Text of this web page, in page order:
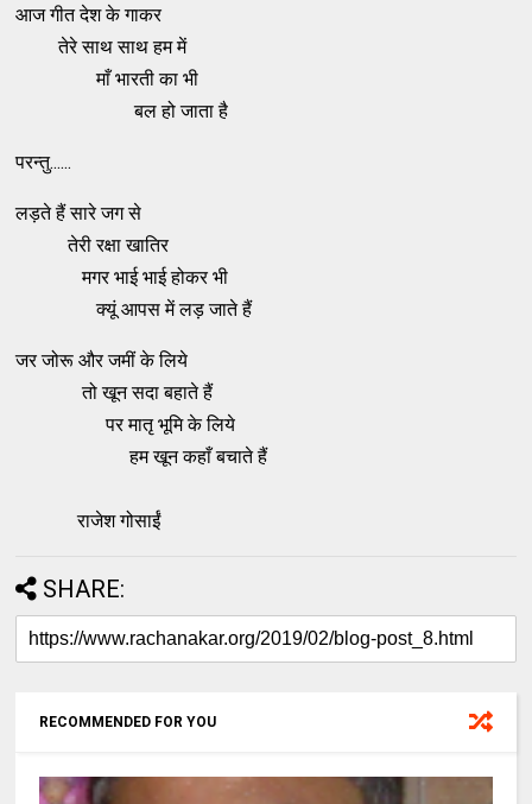
आज गीत देश के गाकर
तेरे साथ साथ हम में
माँ भारती का भी
बल हो जाता है
परन्तु......
लड़ते हैं सारे जग से
तेरी रक्षा खातिर
मगर भाई भाई होकर भी
क्यूं आपस में लड़ जाते हैं
जर जोरू और जमीं के लिये
तो खून सदा बहाते हैं
पर मातृ भूमि के लिये
हम खून कहाँ बचाते हैं
राजेश गोसाईं
SHARE:
RECOMMENDED FOR YOU